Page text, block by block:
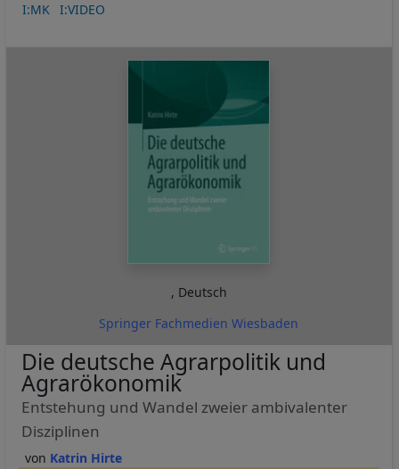
I:MK
I:VIDEO
, Deutsch
Springer Fachmedien Wiesbaden
Katrin Hirte
Die deutsche Agrarpolitik und
Agrarökonomik
Entstehung und Wandel zweier ambivalenter
Disziplinen